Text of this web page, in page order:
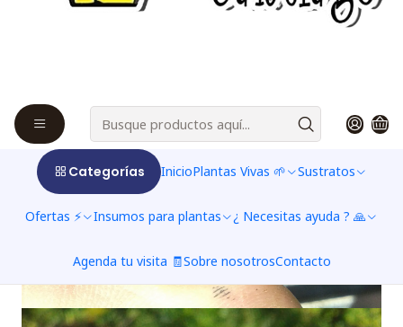
Categorías InicioPlantas Vivas 🌱 Sustratos
Ofertas ⚡ Insumos para plantas ¿ Necesitas ayuda ? 🙏
Agenda tu visita 🧾Sobre nosotrosContacto